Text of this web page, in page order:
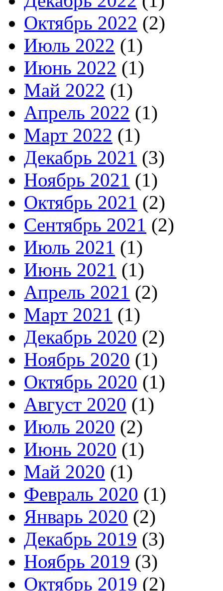
Октябрь 2022 (2)
Июль 2022 (1)
Июнь 2022 (1)
Май 2022 (1)
Апрель 2022 (1)
Март 2022 (1)
Декабрь 2021 (3)
Ноябрь 2021 (1)
Октябрь 2021 (2)
Сентябрь 2021 (2)
Июль 2021 (1)
Июнь 2021 (1)
Апрель 2021 (2)
Март 2021 (1)
Декабрь 2020 (2)
Ноябрь 2020 (1)
Октябрь 2020 (1)
Август 2020 (1)
Июль 2020 (2)
Июнь 2020 (1)
Май 2020 (1)
Февраль 2020 (1)
Январь 2020 (2)
Декабрь 2019 (3)
Ноябрь 2019 (3)
Октябрь 2019 (2)